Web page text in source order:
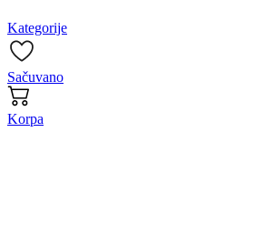
Kategorije
Sačuvano
Korpa